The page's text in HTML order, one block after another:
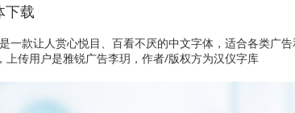
下载
一款让人赏心悦目、百看不厌的中文字体，适合各类广
传用户是雅锐广告李玥，作者/版权方为汉仪字库